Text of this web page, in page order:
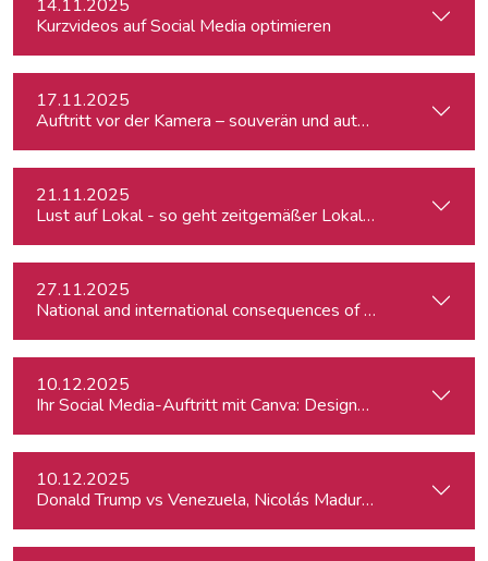
14.11.2025
Kurzvideos auf Social Media optimieren
17.11.2025
Auftritt vor der Kamera – souverän und authentisch
21.11.2025
Lust auf Lokal - so geht zeitgemäßer Lokaljournalismus
27.11.2025
10.12.2025
Ihr Social Media-Auftritt mit Canva: Designs, die begeistern
10.12.2025
Donald Trump vs Venezuela, Nicolás Maduro and narco-